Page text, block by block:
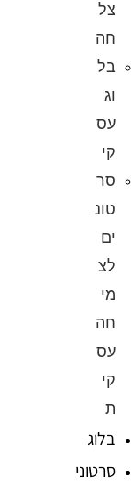
צל
חה
בל
וג
עס
קי
סר
טונ
ים
לצ
מי
חה
עס
קי
ת
בלוג
סרטוני